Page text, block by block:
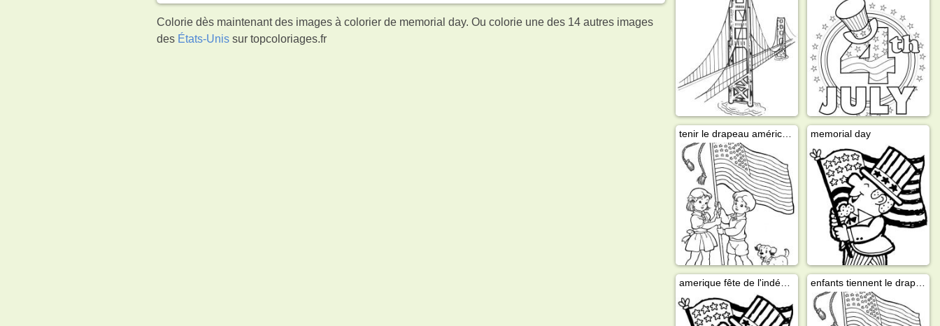
Colorie dès maintenant des images à colorier de memorial day. Ou colorie une des 14 autres images
des États-Unis sur topcoloriages.fr
tenir le drapeau américain memorial day
amerique fête de l'indépendance 4 juillet enfants tiennent le drapeau américain